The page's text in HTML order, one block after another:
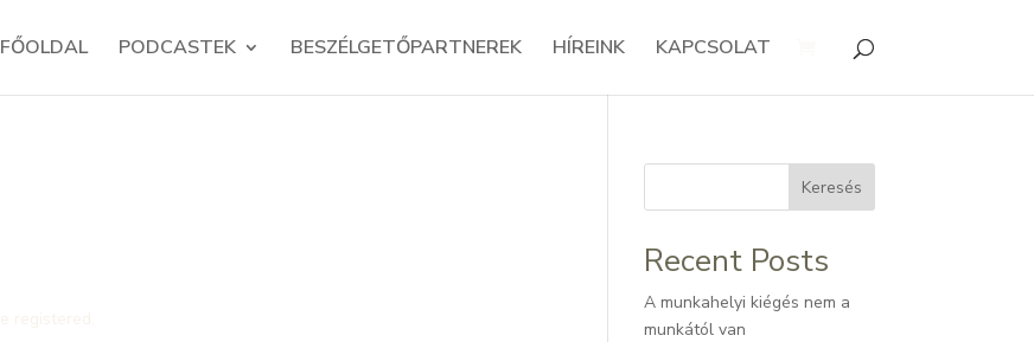
FŐOLDAL PODCASTEK BESZÉLGETŐPARTNEREK HÍREINK KAPCSOLAT
Keresés
Recent Posts
A munkahelyi kiégés nem a
munkától van